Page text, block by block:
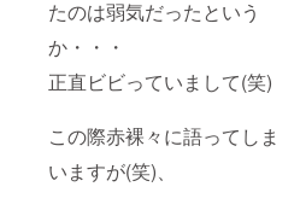
たのは弱気だったという
か・・・
正直ビビっていまして(笑)
この際赤裸々に語ってしま
いますが(笑)、